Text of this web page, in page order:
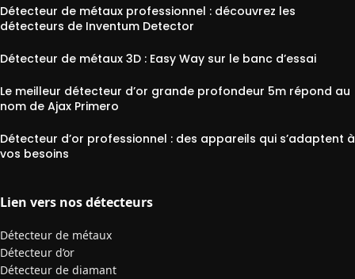
Détecteur de métaux professionnel : découvrez les
détecteurs de Inventum Detector
Détecteur de métaux 3D : Easy Way sur le banc d’essai
Le meilleur détecteur d’or grande profondeur 5m répond au
nom de Ajax Primero
Détecteur d’or professionnel : des appareils qui s’adaptent à
vos besoins
Lien vers nos détecteurs
Détecteur de métaux
Détecteur d’or
Détecteur de diamant